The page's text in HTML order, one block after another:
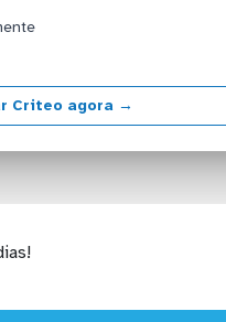
Criteo agora →